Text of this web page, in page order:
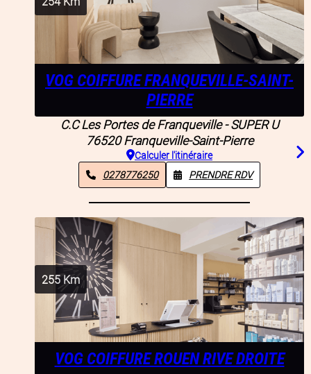
VOG COIFFURE FRANQUEVILLE-SAINT-
PIERRE
C.C Les Portes de Franqueville - SUPER U
76520 Franqueville-Saint-Pierre
Calculer l'itinéraire
0278776250
PRENDRE RDV
255Km
VOG COIFFURE ROUEN RIVE DROITE